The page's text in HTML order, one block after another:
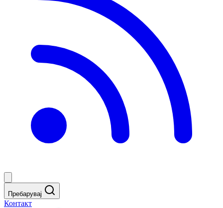
Пребарувај
Контакт